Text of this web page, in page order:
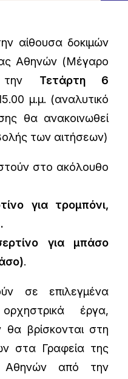
αίθουσα δοκιμών
Αθηνών (Μέγαρο
την Τετάρτη 6
μ.μ. (αναλυτικό
θα ανακοινωθεί
των αιτήσεων)
στο ακόλουθο
για τρομπόνι,
για μπάσο
.
σε επιλεγμένα
έργα,
βρίσκονται στη
στα Γραφεία της
Αθηνών από την